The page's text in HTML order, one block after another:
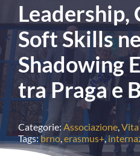
News
Formazione
Concorsi
Pubblicazioni
Leadership,
Soft Skills
Shadowing
tra Praga e
Categorie:Associazione,Vita
Tags:brno,erasmus+,